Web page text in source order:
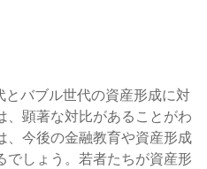
バブル世代の資産形成に対
、顕著な対比があることがわ
、今後の金融教育や資産形成
でしょう。若者たちが資産形